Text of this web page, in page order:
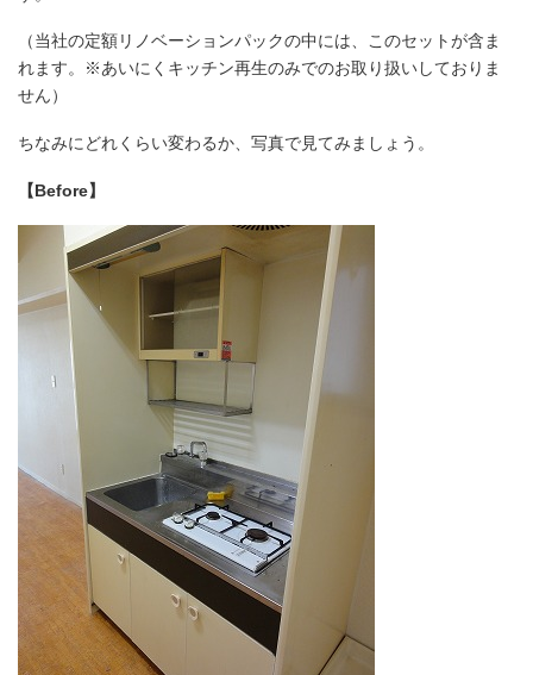
（当社の定額リノベーションパックの中には、このセットが含ま
れます。※あいにくキッチン再生のみでのお取り扱いしておりま
せん）
ちなみにどれくらい変わるか、写真で見てみましょう。
【Before】